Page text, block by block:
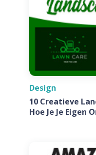
Design
10 Creatieve
Hoe Je Je Eigen